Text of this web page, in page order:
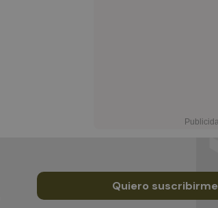
Quiero suscribirme